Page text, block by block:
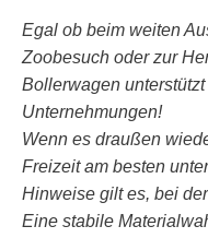
Egal ob beim weiten
Zoobesuch oder zur
Bollerwagen
Unternehmungen!
Wenn es draußen
Freizeit am besten
Hinweise gilt es, bei
Eine stabile